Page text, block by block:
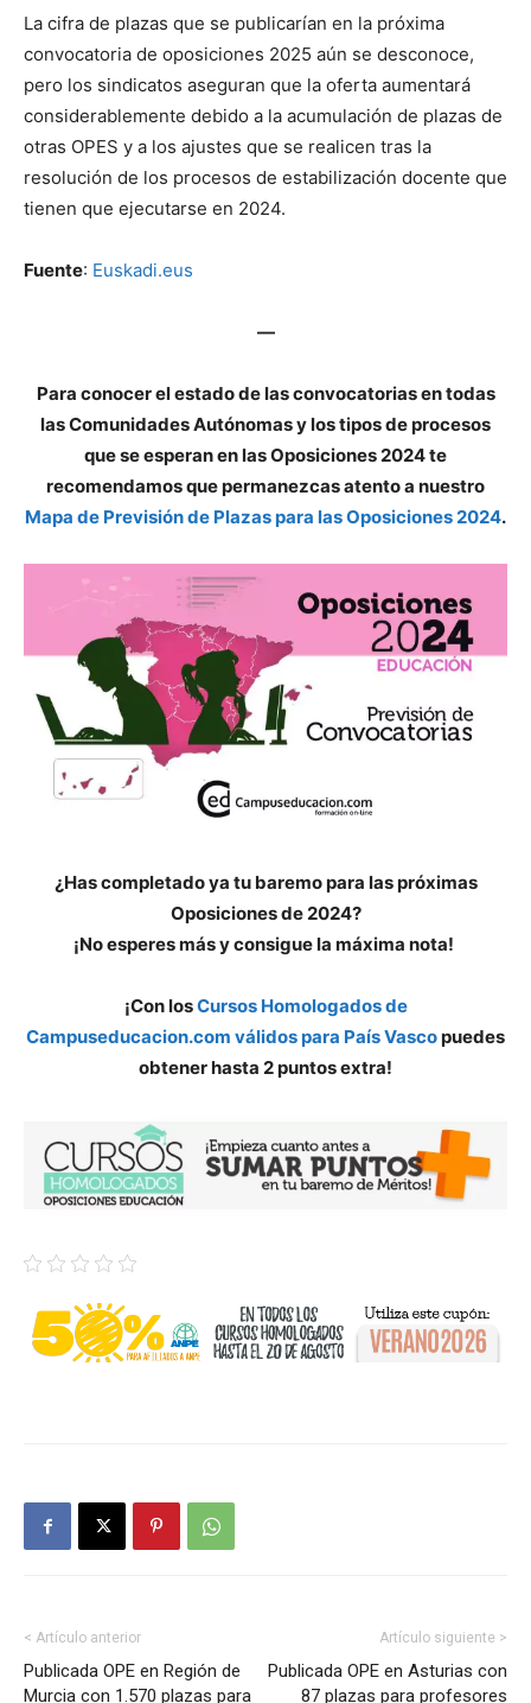
La cifra de plazas que se publicarían en la próxima
convocatoria de oposiciones 2025 aún se desconoce,
pero los sindicatos aseguran que la oferta aumentará
considerablemente debido a la acumulación de plazas de
otras OPES y a los ajustes que se realicen tras la
resolución de los procesos de estabilización docente que
tienen que ejecutarse en 2024.
Fuente: Euskadi.eus
—
Para conocer el estado de las convocatorias en todas
las Comunidades Autónomas y los tipos de procesos
que se esperan en las Oposiciones 2024 te
recomendamos que permanezcas atento a nuestro
Mapa de Previsión de Plazas para las Oposiciones 2024.
¿Has completado ya tu baremo para las próximas
Oposiciones de 2024?
¡No esperes más y consigue la máxima nota!
¡Con losCursos Homologados de
Campuseducacion.com válidos para País Vascopuedes
obtener hasta 2 puntos extra!
< Artículo anterior
Publicada OPE en Región de
Murcia con 1.570 plazas para
Artículo siguiente >
Publicada OPE en Asturias con
87 plazas para profesores